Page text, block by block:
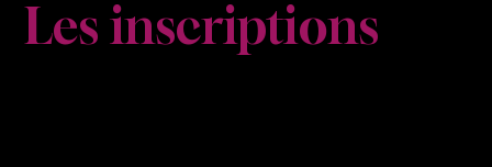
Les inscriptions